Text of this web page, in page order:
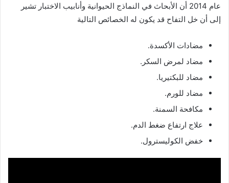
عام 2014 أن الأبحاث في النماذج الحيوانية وأنابيب الاختبار تشير
إلى أن خل التفاح قد يكون له الخصائص التالية
مضادات الأكسدة.
مضاد لمرض السكر.
مضاد للبكتيريا.
مضاد للورم.
مكافحة السمنة.
علاج ارتفاع ضغط الدم.
خفض الكوليسترول.